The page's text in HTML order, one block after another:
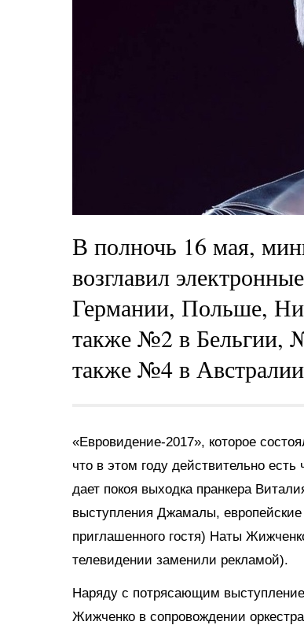
В полночь 16 мая,
возглавил
Германии, Польше,
также №2 в Бельгии,
также №4 в
«Евровидение-2017», которое
что в этом году действительно
дает покоя выходка пранкера
выступления Джамалы, европейские
приглашенного гостя) Наты
телевидении заменили рекламой).
Наряду с потрясающим
Жижченко в сопровождении